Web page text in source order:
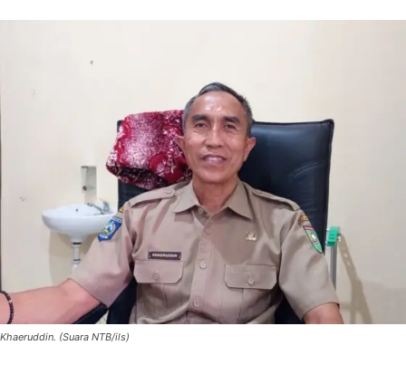
Khaeruddin. (Suara NTB/ils)